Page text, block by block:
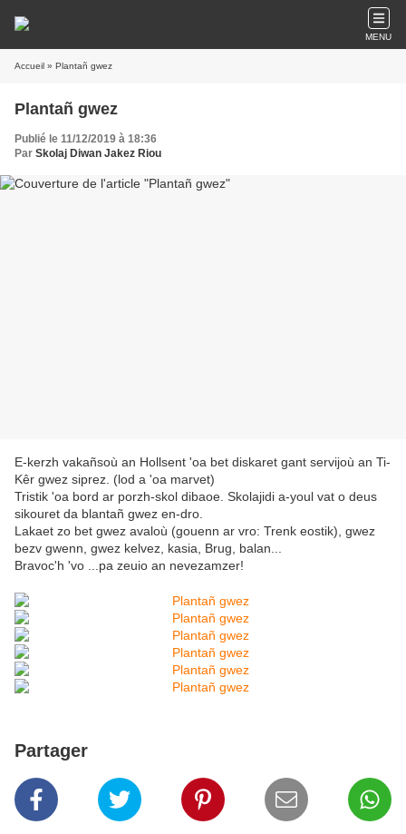
MENU
Accueil » Plantañ gwez
Plantañ gwez
Publié le 11/12/2019 à 18:36
Par Skolaj Diwan Jakez Riou
E-kerzh vakañsoù an Hollsent 'oa bet diskaret gant servijoù an Ti-
Kêr gwez siprez. (lod a 'oa marvet)
Tristik 'oa bord ar porzh-skol dibaoe. Skolajidi a-youl vat o deus
sikouret da blantañ gwez en-dro.
Lakaet zo bet gwez avaloù (gouenn ar vro: Trenk eostik), gwez
bezv gwenn, gwez kelvez, kasia, Brug, balan...
Bravoc'h 'vo ...pa zeuio an nevezamzer!
Partager